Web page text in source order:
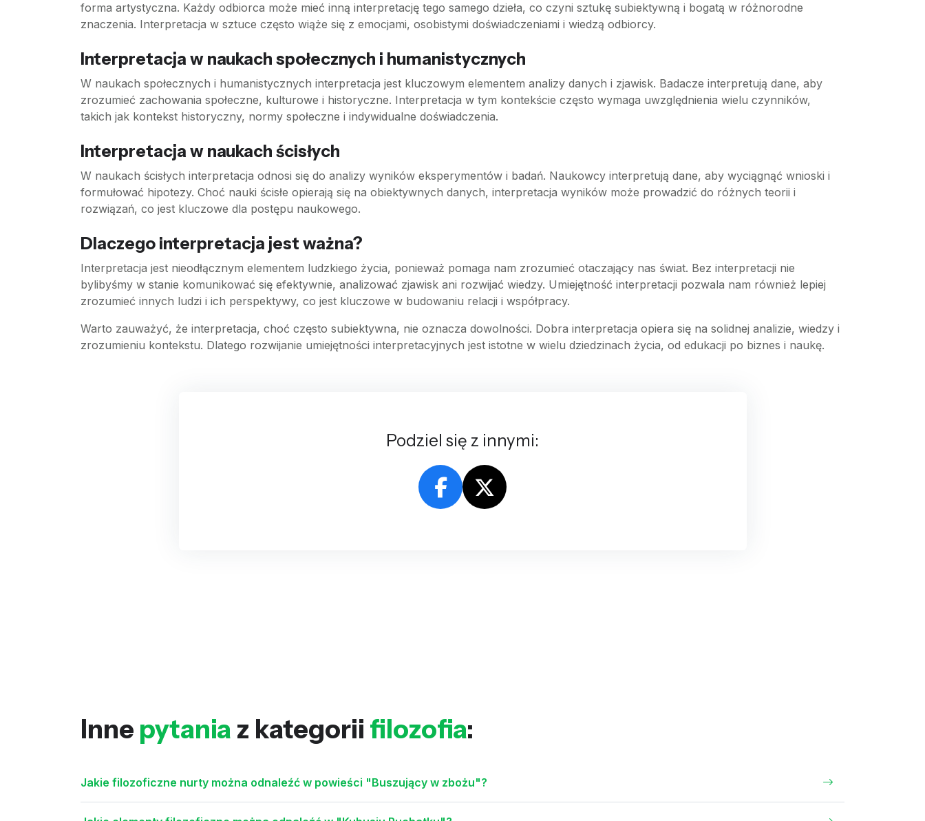
forma artystyczna. Każdy odbiorca może mieć inną interpretację tego samego dzieła, co czyni sztukę subiektywną i bogatą w różnorodne
znaczenia. Interpretacja w sztuce często wiąże się z emocjami, osobistymi doświadczeniami i wiedzą odbiorcy.
Interpretacja w naukach społecznych i humanistycznych
W naukach społecznych i humanistycznych interpretacja jest kluczowym elementem analizy danych i zjawisk. Badacze interpretują dane, aby
zrozumieć zachowania społeczne, kulturowe i historyczne. Interpretacja w tym kontekście często wymaga uwzględnienia wielu czynników,
takich jak kontekst historyczny, normy społeczne i indywidualne doświadczenia.
Interpretacja w naukach ścisłych
W naukach ścisłych interpretacja odnosi się do analizy wyników eksperymentów i badań. Naukowcy interpretują dane, aby wyciągnąć wnioski i
formułować hipotezy. Choć nauki ścisłe opierają się na obiektywnych danych, interpretacja wyników może prowadzić do różnych teorii i
rozwiązań, co jest kluczowe dla postępu naukowego.
Dlaczego interpretacja jest ważna?
Interpretacja jest nieodłącznym elementem ludzkiego życia, ponieważ pomaga nam zrozumieć otaczający nas świat. Bez interpretacji nie
bylibyśmy w stanie komunikować się efektywnie, analizować zjawisk ani rozwijać wiedzy. Umiejętność interpretacji pozwala nam również lepiej
zrozumieć innych ludzi i ich perspektywy, co jest kluczowe w budowaniu relacji i współpracy.
Warto zauważyć, że interpretacja, choć często subiektywna, nie oznacza dowolności. Dobra interpretacja opiera się na solidnej analizie, wiedzy i
zrozumieniu kontekstu. Dlatego rozwijanie umiejętności interpretacyjnych jest istotne w wielu dziedzinach życia, od edukacji po biznes i naukę.
Podziel się z innymi:
Inne pytania z kategorii filozofia:
Jakie filozoficzne nurty można odnaleźć w powieści "Buszujący w zbożu"?